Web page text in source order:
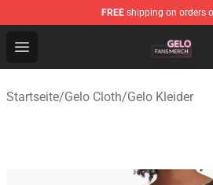
FREE shipping on orders
Open menu
Gelo Shop - Official Gelo
Startseite/Gelo Cloth/Gelo Kleider